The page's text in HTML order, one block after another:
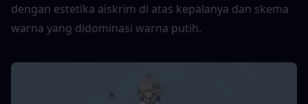
dengan estetika aiskrim di atas kepalanya dan skema
warna yang didominasi warna putih.